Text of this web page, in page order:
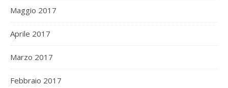
Maggio 2017
Aprile 2017
Marzo 2017
Febbraio 2017